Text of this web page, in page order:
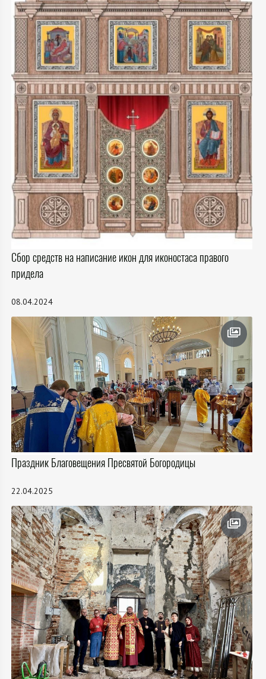
Сбор средств на написание икон для иконостаса правого
придела
08.04.2024
Праздник Благовещения Пресвятой Богородицы
22.04.2025